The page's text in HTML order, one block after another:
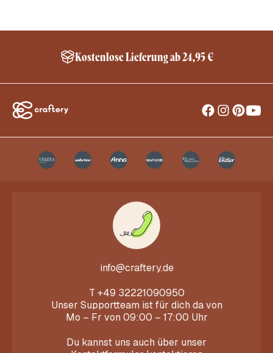
Kostenlose Lieferung ab 24,95 €
info@craftery.de
T +49 32221090950
Unser Supportteam ist für dich da von
Mo – Fr von 09:00 – 17:00 Uhr
Du kannst uns auch über unser